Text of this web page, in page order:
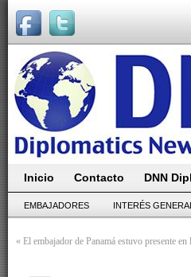
Inicio Contacto DNN
EMBAJADORES INTERÉS GENERAL
« El embajador de Panamá estuvo presente